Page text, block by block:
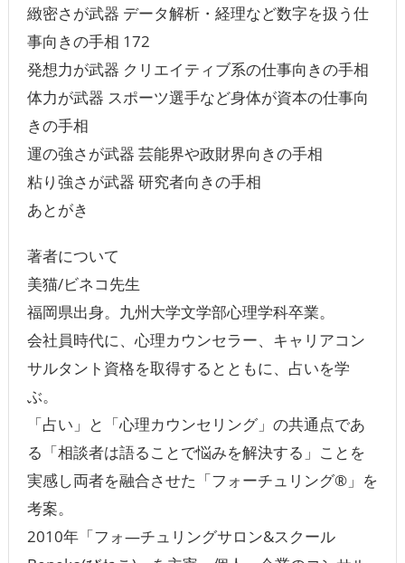
緻密さが武器 データ解析・経理など数字を扱う仕
事向きの手相 172
発想力が武器 クリエイティブ系の仕事向きの手相
体力が武器 スポーツ選手など身体が資本の仕事向
きの手相
運の強さが武器 芸能界や政財界向きの手相
粘り強さが武器 研究者向きの手相
あとがき
著者について
美猫/ビネコ先生
福岡県出身。九州大学文学部心理学科卒業。
会社員時代に、心理カウンセラー、キャリアコン
サルタント資格を取得するとともに、占いを学
ぶ。
「占い」と「心理カウンセリング」の共通点であ
る「相談者は語ることで悩みを解決する」ことを
実感し両者を融合させた「フォーチュリング®」を
考案。
2010年「フォ―チュリングサロン&スクール